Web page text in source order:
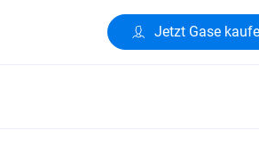
Jetzt Gase